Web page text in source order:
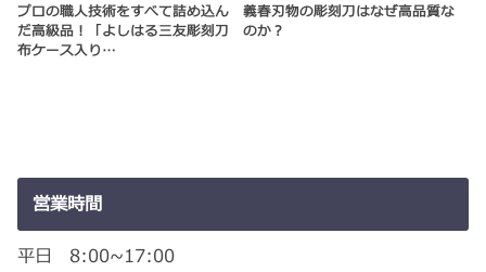
プロの職人技術をすべて詰め込ん
だ高級品！「よしはる三友彫刻刀
布ケース入り…
義春刃物の彫刻刀はなぜ高品質な
のか？
営業時間
平日 8:00~17:00